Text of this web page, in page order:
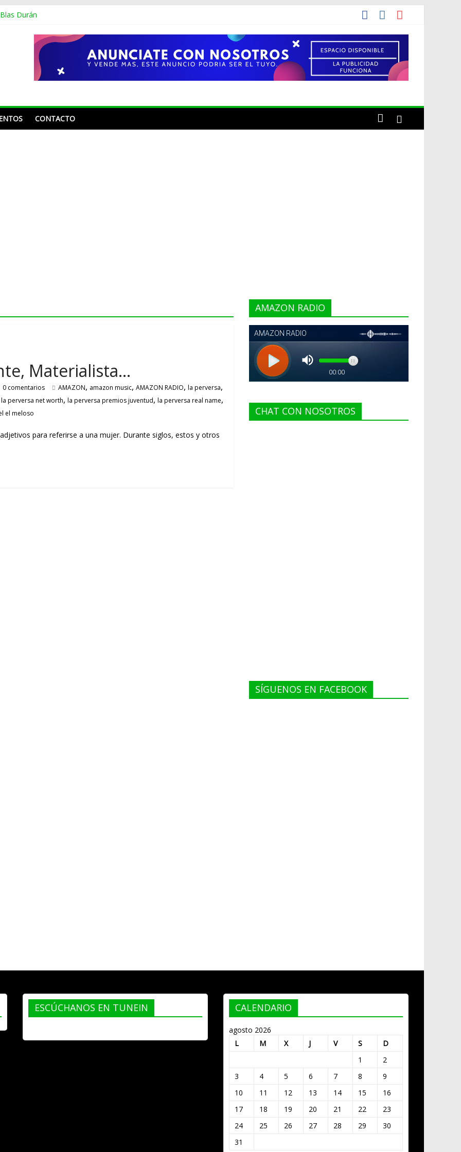
Durán
sin montarse en un avión, se dio la vuelta por Europa y México
Aquino y Nahiony Reyes de “De Extremo a Extremo” tras más de una década
Frank Reyes a Acroarte: «¿Ustedes premian por el trabajo que ha hecho el artista o por conveniencia propia?»
CONTACTO
Materialista…
0 comentarios AMAZON, amazon music, AMAZON RADIO, la perversa,
la perversa net worth, la perversa premios juventud, la perversa real name,
el meloso
para referirse a una mujer. Durante siglos, estos y otros
AMAZON RADIO
CHAT CON NOSOTROS
SÍGUENOS EN FACEBOOK
ESCÚCHANOS EN TUNEIN CALENDARIO
agosto 2026
L
M X J V S
D
1
2
3
4 5 6 7 8
9
10
11 12 13 14 15
16
17
18 19 20 21 22
23
24
25 26 27 28 29
30
31